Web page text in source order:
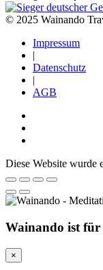
© 2025 Wainando
Impressum
|
Datenschutz
|
AGB
Diese Website wurde
Wainando ist für
×